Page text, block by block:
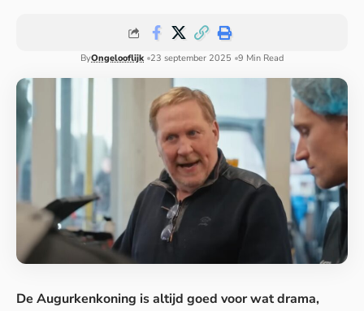
ByOngelooflijk 23 september 2025 9 Min Read
De Augurkenkoning is altijd goed voor wat drama,